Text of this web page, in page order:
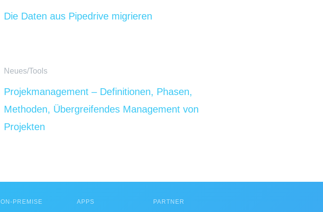
Die Daten aus Pipedrive migrieren
Neues/Tools
Projekmanagement – Definitionen, Phasen,
Methoden, Übergreifendes Management von
Projekten
ON-PREMISE APPS PARTNER